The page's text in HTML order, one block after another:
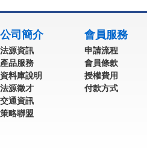
公司簡介
法源資訊
產品服務
資料庫說明
法源徵才
交通資訊
策略聯盟
會員服務
申請流程
會員條款
授權費用
付款方式